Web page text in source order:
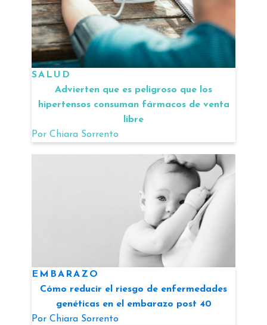
SALUD
Advierten que es peligroso que los
hipertensos consuman fármacos de venta
libre
Por Chiara Sorrento
EMBARAZO
Cómo reducir el riesgo de enfermedades
genéticas en el embarazo post 40
Por Chiara Sorrento